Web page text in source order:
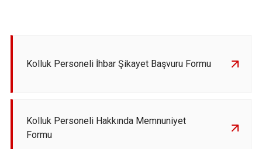
Kolluk Personeli İhbar Şikayet Başvuru Formu
Kolluk Personeli Hakkında Memnuniyet
Formu